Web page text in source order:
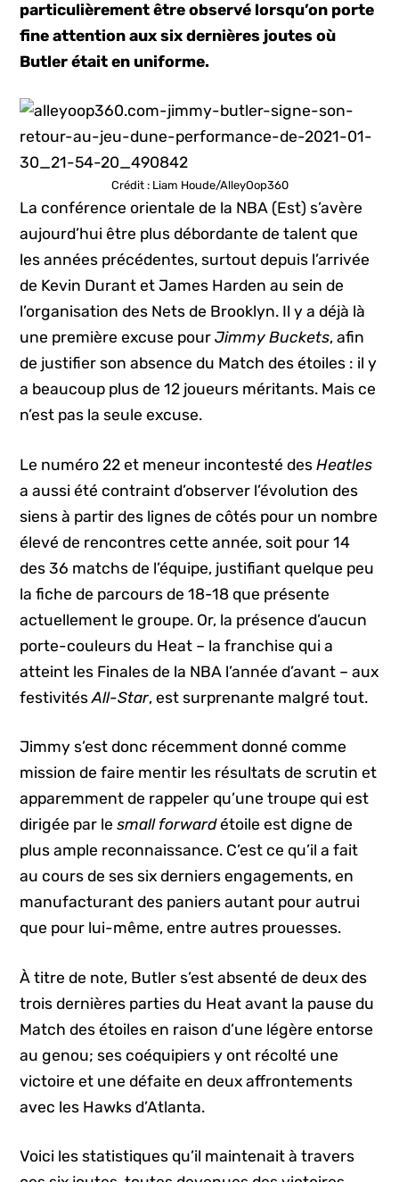
particulièrement être observé lorsqu’on porte
fine attention aux six dernières joutes où
Butler était en uniforme.
Crédit : Liam Houde/AlleyOop360
La conférence orientale de la NBA (Est) s’avère
aujourd’hui être plus débordante de talent que
les années précédentes, surtout depuis l’arrivée
de Kevin Durant et James Harden au sein de
l’organisation des Nets de Brooklyn. Il y a déjà là
une première excuse pourJimmy Buckets, afin
de justifier son absence du Match des étoiles : il y
a beaucoup plus de 12 joueurs méritants. Mais ce
n’est pas la seule excuse.
Le numéro 22 et meneur incontesté desHeatles
a aussi été contraint d’observer l’évolution des
siens à partir des lignes de côtés pour un nombre
élevé de rencontres cette année, soit pour 14
des 36 matchs de l’équipe, justifiant quelque peu
la fiche de parcours de 18-18 que présente
actuellement le groupe. Or, la présence d’aucun
porte-couleurs du Heat – la franchise qui a
atteint les Finales de la NBA l’année d’avant – aux
festivitésAll-Star, est surprenante malgré tout.
Jimmy s’est donc récemment donné comme
mission de faire mentir les résultats de scrutin et
apparemment de rappeler qu’une troupe qui est
dirigée par lesmall forwardétoile est digne de
plus ample reconnaissance. C’est ce qu’il a fait
au cours de ses six derniers engagements, en
manufacturant des paniers autant pour autrui
que pour lui-même, entre autres prouesses.
À titre de note, Butler s’est absenté de deux des
trois dernières parties du Heat avant la pause du
Match des étoiles en raison d’une légère entorse
au genou; ses coéquipiers y ont récolté une
victoire et une défaite en deux affrontements
avec les Hawks d’Atlanta.
Voici les statistiques qu’il maintenait à travers